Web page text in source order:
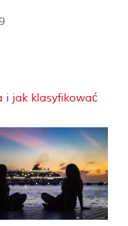
i jak klasyfikować